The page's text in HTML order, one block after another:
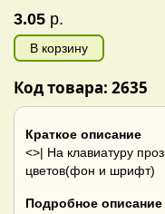
3.05 р.
В корзину
Код товара: 2635
Краткое описание
<>| На клавиатуру
цветов(фон и шрифт)
Подробное описание